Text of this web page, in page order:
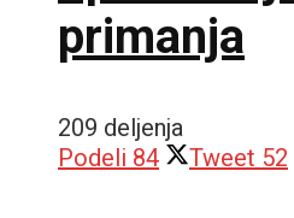
primanja
209 deljenja
Podeli 84 Tweet 52